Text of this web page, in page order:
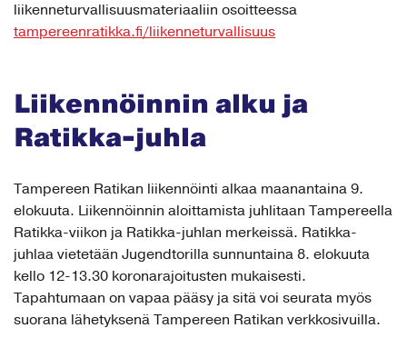
liikenneturvallisuusmateriaaliin osoitteessa
tampereenratikka.fi/liikenneturvallisuus
Liikennöinnin alku ja
Ratikka-juhla
Tampereen Ratikan liikennöinti alkaa maanantaina 9.
elokuuta. Liikennöinnin aloittamista juhlitaan Tampereella
Ratikka-viikon ja Ratikka-juhlan merkeissä. Ratikka-
juhlaa vietetään Jugendtorilla sunnuntaina 8. elokuuta
kello 12-13.30 koronarajoitusten mukaisesti.
Tapahtumaan on vapaa pääsy ja sitä voi seurata myös
suorana lähetyksenä Tampereen Ratikan verkkosivuilla.